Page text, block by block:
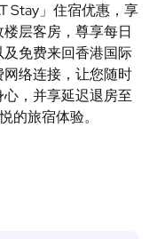
Stay」住宿优惠，享
层客房，尊享每日
免费来回香港国际
络连接，让您随时
，并享延迟退房至
的旅宿体验。